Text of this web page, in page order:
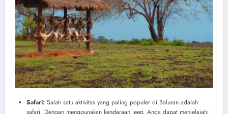
Safari: Salah satu aktivitas yang paling populer di Baluran adalah
safari. Dengan menggunakan kendaraan jeep, Anda dapat menjelajahi